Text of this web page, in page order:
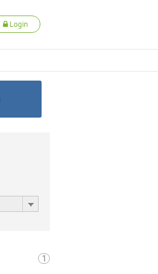
Login
1